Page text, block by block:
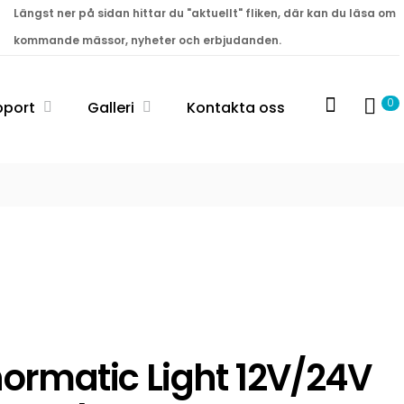
Längst ner på sidan hittar du "aktuellt" fliken, där kan du läsa om
kommande mässor, nyheter och erbjudanden.
Galleri Kontakta oss 0
Light 12V/24V